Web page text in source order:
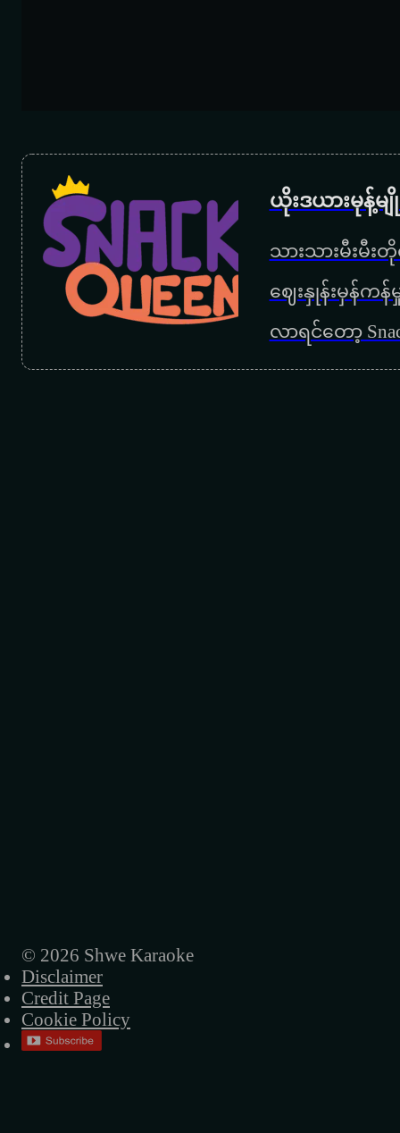
ယိုးဒယားမုန့်
သားသားမီးမီး
ဈေးနှုန်းမှန်က
လာရင်တော့
© 2026 Shwe Karaoke
Disclaimer
Credit Page
Cookie Policy